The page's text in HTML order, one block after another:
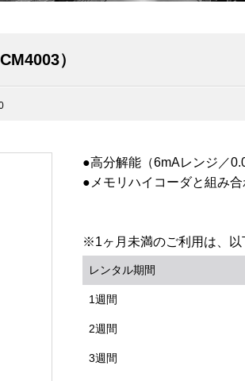
）
●高分解能（6mAレンジ／
●メモリハイコーダと組み
※1ヶ月未満のご利用は、以
レンタル期間
1週間
2週間
3週間